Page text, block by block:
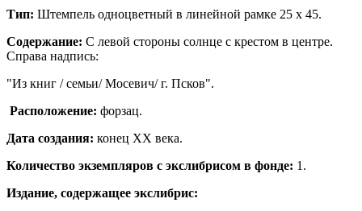
Тип: Штемпель одноцветный в линейной рамке 25 х 45.
Содержание: С левой стороны солнце с крестом в центре.
Справа надпись:
"Из книг / семьи/ Мосевич/ г. Псков".
Расположение: форзац.
Дата создания: конец ХХ века.
Количество экземпляров с экслибрисом в фонде: 1.
Издание, содержащее экслибрис: